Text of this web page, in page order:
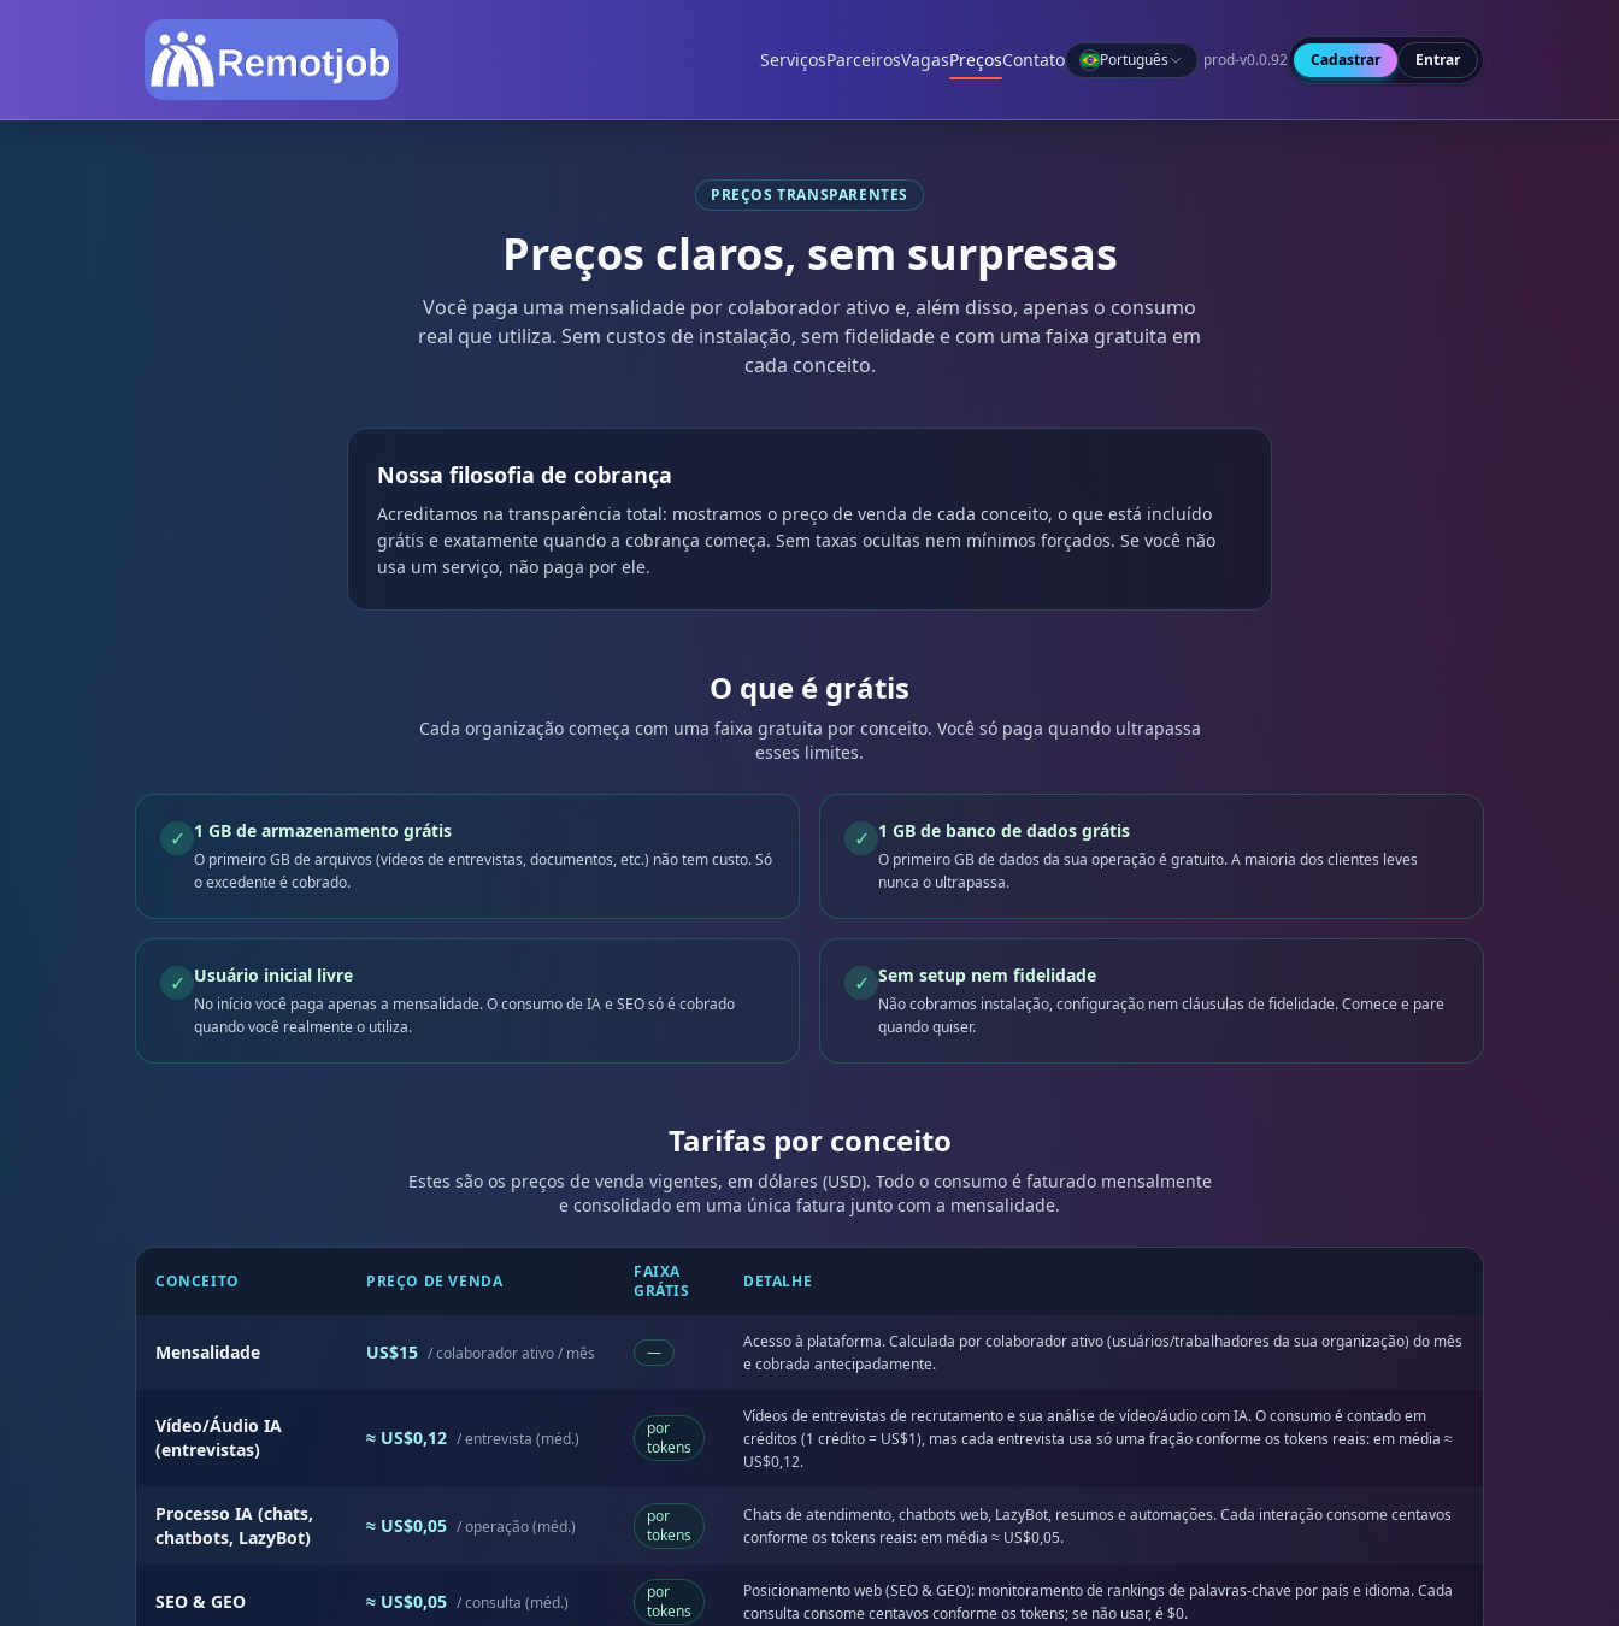
ServiçosParceirosVagasPreçosContato Português prod-v0.0.92 Cadastrar Entrar
PREÇOS TRANSPARENTES
Preços claros, sem surpresas
Você paga uma mensalidade por colaborador ativo e, além disso, apenas o consumo
real que utiliza. Sem custos de instalação, sem fidelidade e com uma faixa gratuita em
cada conceito.
Nossa filosofia de cobrança
Acreditamos na transparência total: mostramos o preço de venda de cada conceito, o que está incluído
grátis e exatamente quando a cobrança começa. Sem taxas ocultas nem mínimos forçados. Se você não
usa um serviço, não paga por ele.
O que é grátis
Cada organização começa com uma faixa gratuita por conceito. Você só paga quando ultrapassa
esses limites.
✓ 1 GB de armazenamento grátis
O primeiro GB de arquivos (vídeos de entrevistas, documentos, etc.) não tem custo. Só
o excedente é cobrado.
✓ 1 GB de banco de dados grátis
O primeiro GB de dados da sua operação é gratuito. A maioria dos clientes leves
nunca o ultrapassa.
✓ Usuário inicial livre
No início você paga apenas a mensalidade. O consumo de IA e SEO só é cobrado
quando você realmente o utiliza.
✓ Sem setup nem fidelidade
Não cobramos instalação, configuração nem cláusulas de fidelidade. Comece e pare
quando quiser.
Tarifas por conceito
Estes são os preços de venda vigentes, em dólares (USD). Todo o consumo é faturado mensalmente
e consolidado em uma única fatura junto com a mensalidade.
CONCEITO PREÇO DE VENDA
FAIXA
GRÁTIS
DETALHE
Mensalidade US$15 / colaborador ativo / mês —
Acesso à plataforma. Calculada por colaborador ativo (usuários/trabalhadores da sua organização) do mês
e cobrada antecipadamente.
Vídeo/Áudio IA
(entrevistas)
≈ US$0,12 / entrevista (méd.)
por
tokens
Vídeos de entrevistas de recrutamento e sua análise de vídeo/áudio com IA. O consumo é contado em
créditos (1 crédito = US$1), mas cada entrevista usa só uma fração conforme os tokens reais: em média ≈
US$0,12.
Processo IA (chats,
chatbots, LazyBot)
≈ US$0,05 / operação (méd.)
por
tokens
Chats de atendimento, chatbots web, LazyBot, resumos e automações. Cada interação consome centavos
conforme os tokens reais: em média ≈ US$0,05.
SEO & GEO ≈ US$0,05 / consulta (méd.)
por
tokens
Posicionamento web (SEO & GEO): monitoramento de rankings de palavras-chave por país e idioma. Cada
consulta consome centavos conforme os tokens; se não usar, é $0.